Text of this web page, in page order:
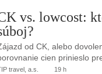
vs. lowcost:
od CK, alebo
cien prinieslo
travel, a.s. 19 h